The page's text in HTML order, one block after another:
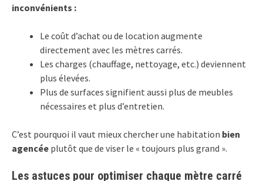
inconvénients :
Le coût d’achat ou de location augmente
directement avec les mètres carrés.
Les charges (chauffage, nettoyage, etc.) deviennent
plus élevées.
Plus de surfaces signifient aussi plus de meubles
nécessaires et plus d’entretien.
C’est pourquoi il vaut mieux chercher une habitation bien
agencée plutôt que de viser le « toujours plus grand ».
Les astuces pour optimiser chaque mètre carré